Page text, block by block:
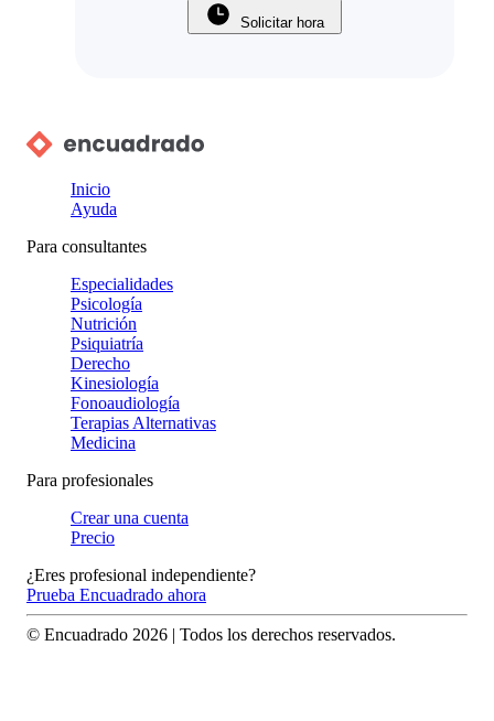
Solicitar hora
Inicio
Ayuda
Para consultantes
Especialidades
Psicología
Nutrición
Psiquiatría
Derecho
Kinesiología
Fonoaudiología
Terapias Alternativas
Medicina
Para profesionales
Crear una cuenta
Precio
¿Eres profesional independiente?
Prueba Encuadrado ahora
© Encuadrado 2026 | Todos los derechos reservados.